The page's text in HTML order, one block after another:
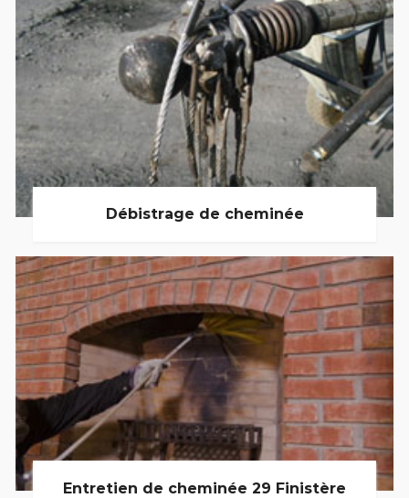
Débistrage de cheminée
Entretien de cheminée 29 Finistère